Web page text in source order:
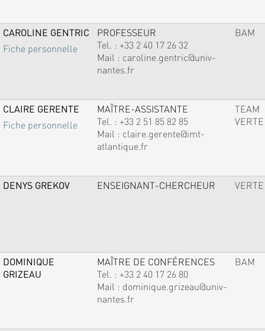
CAROLINE GENTRIC
Fiche personnelle
PROFESSEUR
Tel. : +33 2 40 17 26 32
Mail : caroline.gentric@univ-
nantes.fr
BAM
CLAIRE GERENTE
Fiche personnelle
MAÎTRE-ASSISTANTE
Tel. : +33 2 51 85 82 85
Mail : claire.gerente@imt-
atlantique.fr
TEAM
VERTE
DENYS GREKOV ENSEIGNANT-CHERCHEUR VERTE
DOMINIQUE
GRIZEAU
MAÎTRE DE CONFÉRENCES
Tel. : +33 2 40 17 26 80
Mail : dominique.grizeau@univ-
nantes.fr
BAM